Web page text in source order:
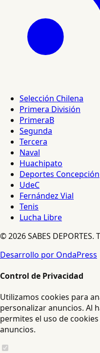
Selección Chilena
Primera División
PrimeraB
Segunda
Tercera
Naval
Huachipato
Deportes Concepción
UdeC
Fernández Vial
Tenis
Lucha Libre
© 2026 SABES
Desarrollo por OndaPress
Control de Privacidad
Utilizamos cookies para
personalizar anuncios. Al
permites el uso de
anuncios.